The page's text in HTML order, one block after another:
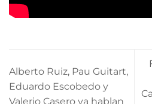
Alberto Ruiz, Pau Guitart,
Eduardo Escobedo y
Valerio Casero ya hablan